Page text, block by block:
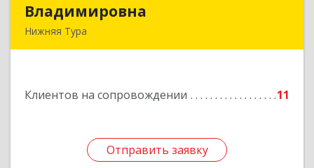
Владимировна
Нижняя Тура
Клиентов на сопровождении 11
Отправить заявку
Подробнее
Отправить заявку